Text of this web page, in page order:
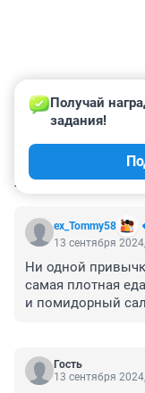
ex_Tommy58
Получай
задания!
13 сентября
Ни одной
самая плотная
и помидорный
остальное просто
бутербродами. А
Гость
13 сентября